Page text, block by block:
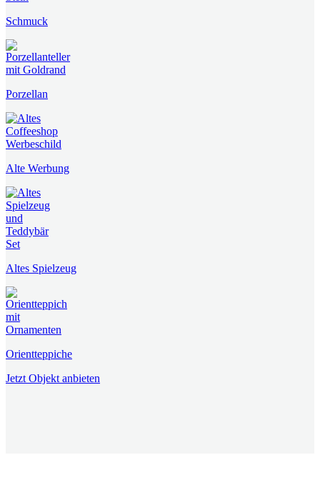
Schmuck
Porzellan
Alte Werbung
Altes Spielzeug
Orientteppiche
Jetzt Objekt anbieten